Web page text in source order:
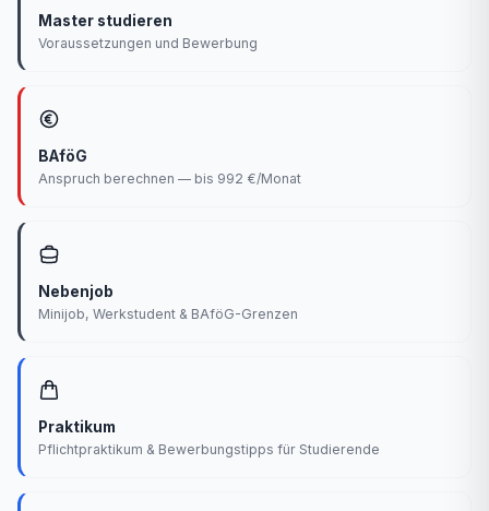
Master studieren
Voraussetzungen und Bewerbung
BAföG
Anspruch berechnen — bis 992 €/Monat
Nebenjob
Minijob, Werkstudent & BAföG-Grenzen
Praktikum
Pflichtpraktikum & Bewerbungstipps für Studierende